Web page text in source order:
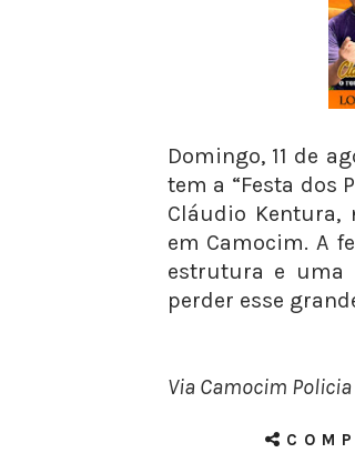
Domingo, 11 de
tem a “Festa dos
Cláudio Kentura,
em Camocim. A
estrutura e uma
perder esse
Via Camocim